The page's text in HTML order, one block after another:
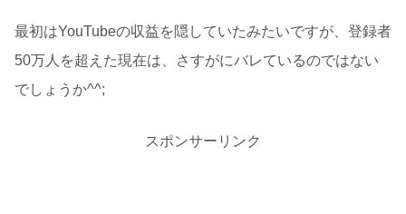
最初はYouTubeの収益を隠していたみたいですが、登録者
50万人を超えた現在は、さすがにバレているのではない
でしょうか^^;
スポンサーリンク